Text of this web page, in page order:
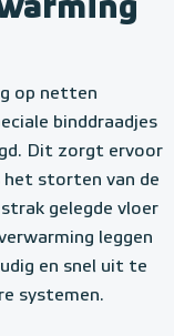
op netten
binddraadjes
Dit zorgt ervoor
het storten van de
gelegde vloer
leggen
en snel uit te
systemen.